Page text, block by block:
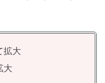
拡大
大